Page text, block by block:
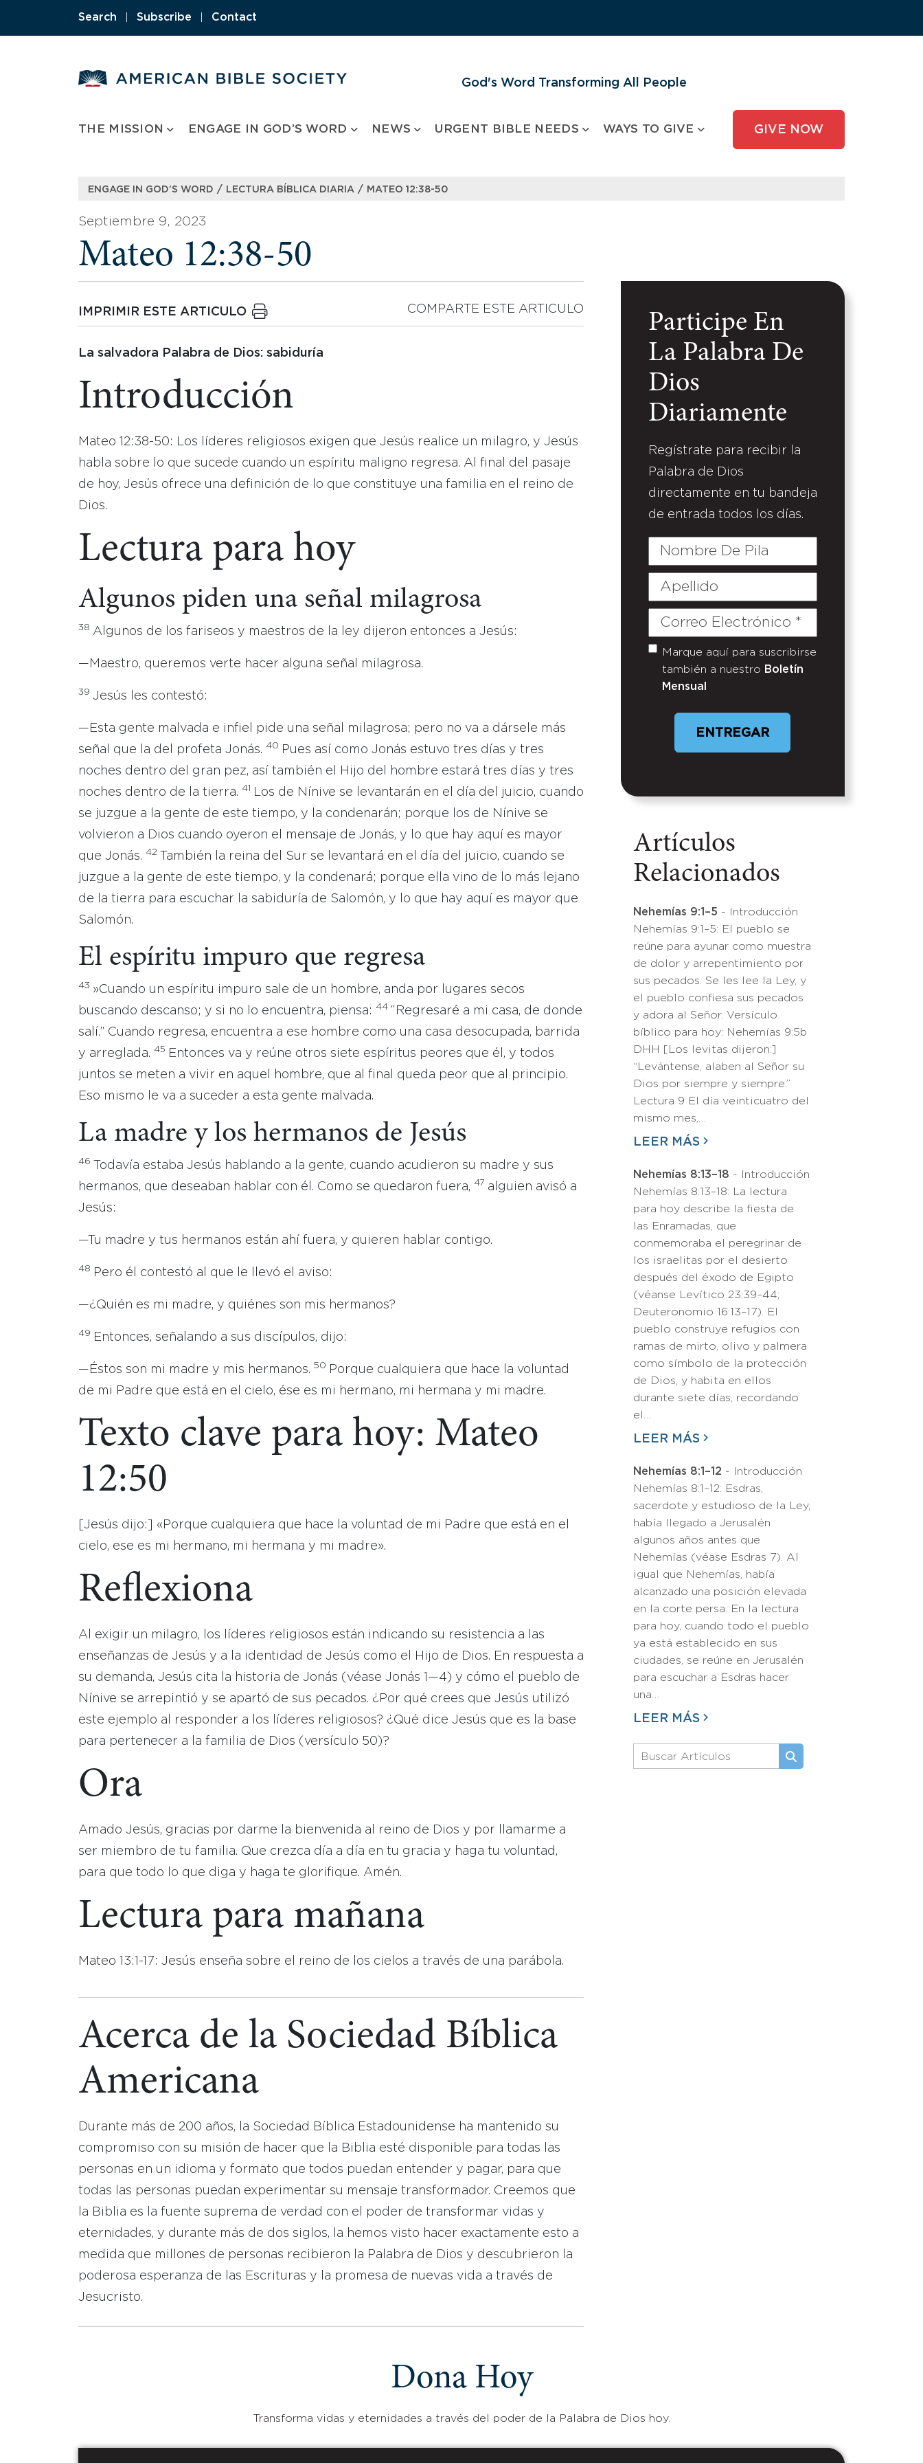
Search Subscribe Contact
God's Word Transforming All People
THE MISSION ENGAGE IN GOD’S WORD NEWS URGENT BIBLE NEEDS WAYS TO GIVE GIVE NOW
ENGAGE IN GOD’S WORD / LECTURA BÍBLICA DIARIA / MATEO 12:38-50
Septiembre 9, 2023
Mateo 12:38-50
IMPRIMIR ESTE ARTICULO COMPARTE ESTE ARTICULO
La salvadora Palabra de Dios: sabiduría
Introducción
Mateo 12:38-50: Los líderes religiosos exigen que Jesús realice un milagro, y Jesús
habla sobre lo que sucede cuando un espíritu maligno regresa. Al final del pasaje
de hoy, Jesús ofrece una definición de lo que constituye una familia en el reino de
Dios.
Lectura para hoy
Algunos piden una señal milagrosa
38 Algunos de los fariseos y maestros de la ley dijeron entonces a Jesús:
—Maestro, queremos verte hacer alguna señal milagrosa.
39 Jesús les contestó:
—Esta gente malvada e infiel pide una señal milagrosa; pero no va a dársele más
señal que la del profeta Jonás. 40
Pues así como Jonás estuvo tres días y tres
noches dentro del gran pez, así también el Hijo del hombre estará tres días y tres
noches dentro de la tierra. 41
Los de Nínive se levantarán en el día del juicio, cuando
se juzgue a la gente de este tiempo, y la condenarán; porque los de Nínive se
volvieron a Dios cuando oyeron el mensaje de Jonás, y lo que hay aquí es mayor
que Jonás. 42
También la reina del Sur se levantará en el día del juicio, cuando se
juzgue a la gente de este tiempo, y la condenará; porque ella vino de lo más lejano
de la tierra para escuchar la sabiduría de Salomón, y lo que hay aquí es mayor que
Salomón.
El espíritu impuro que regresa
43 »Cuando un espíritu impuro sale de un hombre, anda por lugares secos
buscando descanso; y si no lo encuentra, piensa:
44 “Regresaré a mi casa, de donde
salí.” Cuando regresa, encuentra a ese hombre como una casa desocupada, barrida
y arreglada. 45
Entonces va y reúne otros siete espíritus peores que él, y todos
juntos se meten a vivir en aquel hombre, que al final queda peor que al principio.
Eso mismo le va a suceder a esta gente malvada.
La madre y los hermanos de Jesús
46
Todavía estaba Jesús hablando a la gente, cuando acudieron su madre y sus
hermanos, que deseaban hablar con él. Como se quedaron fuera, 47 alguien avisó a
Jesús:
—Tu madre y tus hermanos están ahí fuera, y quieren hablar contigo.
48 Pero él contestó al que le llevó el aviso:
—¿Quién es mi madre, y quiénes son mis hermanos?
49 Entonces, señalando a sus discípulos, dijo:
—Éstos son mi madre y mis hermanos. 50
Porque cualquiera que hace la voluntad
de mi Padre que está en el cielo, ése es mi hermano, mi hermana y mi madre.
Texto clave para hoy: Mateo
12:50
[Jesús dijo:] «Porque cualquiera que hace la voluntad de mi Padre que está en el
cielo, ese es mi hermano, mi hermana y mi madre».
Reflexiona
Al exigir un milagro, los líderes religiosos están indicando su resistencia a las
enseñanzas de Jesús y a la identidad de Jesús como el Hijo de Dios. En respuesta a
su demanda, Jesús cita la historia de Jonás (véase Jonás 1—4) y cómo el pueblo de
Nínive se arrepintió y se apartó de sus pecados. ¿Por qué crees que Jesús utilizó
este ejemplo al responder a los líderes religiosos? ¿Qué dice Jesús que es la base
para pertenecer a la familia de Dios (versículo 50)?
Ora
Amado Jesús, gracias por darme la bienvenida al reino de Dios y por llamarme a
ser miembro de tu familia. Que crezca día a día en tu gracia y haga tu voluntad,
para que todo lo que diga y haga te glorifique. Amén.
Lectura para mañana
Mateo 13:1-17: Jesús enseña sobre el reino de los cielos a través de una parábola.
Acerca de la Sociedad Bíblica
Americana
Durante más de 200 años, la Sociedad Bíblica Estadounidense ha mantenido su
compromiso con su misión de hacer que la Biblia esté disponible para todas las
personas en un idioma y formato que todos puedan entender y pagar, para que
todas las personas puedan experimentar su mensaje transformador. Creemos que
la Biblia es la fuente suprema de verdad con el poder de transformar vidas y
eternidades, y durante más de dos siglos, la hemos visto hacer exactamente esto a
medida que millones de personas recibieron la Palabra de Dios y descubrieron la
poderosa esperanza de las Escrituras y la promesa de nuevas vida a través de
Jesucristo.
Participe En
La Palabra De
Dios
Diariamente
Regístrate para recibir la
Palabra de Dios
directamente en tu bandeja
de entrada todos los días.
Nombre
Pila
Apellido
Correo
Untitled
Marque aquí para suscribirse
también a nuestro Boletín
Mensual
ENTREGAR
Artículos
Relacionados
Nehemías 9:1–5 - Introducción
Nehemías 9:1–5: El pueblo se
reúne para ayunar como muestra
de dolor y arrepentimiento por
sus pecados. Se les lee la Ley, y
el pueblo confiesa sus pecados
y adora al Señor. Versículo
bíblico para hoy: Nehemías 9:5b
DHH [Los levitas dijeron:]
“Levántense, alaben al Señor su
Dios por siempre y siempre.”
Lectura 9 El día veinticuatro del
mismo mes,…
LEER MÁS
Nehemías 8:13–18 - Introducción
Nehemías 8:13–18: La lectura
para hoy describe la fiesta de
las Enramadas, que
conmemoraba el peregrinar de
los israelitas por el desierto
después del éxodo de Egipto
(véanse Levítico 23:39–44;
Deuteronomio 16:13–17). El
pueblo construye refugios con
ramas de mirto, olivo y palmera
como símbolo de la protección
de Dios, y habita en ellos
durante siete días, recordando
el…
LEER MÁS
Nehemías 8:1–12 - Introducción
Nehemías 8:1–12: Esdras,
sacerdote y estudioso de la Ley,
había llegado a Jerusalén
algunos años antes que
Nehemías (véase Esdras 7). Al
igual que Nehemías, había
alcanzado una posición elevada
en la corte persa. En la lectura
para hoy, cuando todo el pueblo
ya está establecido en sus
ciudades, se reúne en Jerusalén
para escuchar a Esdras hacer
una…
LEER MÁS
Dona Hoy
Transforma vidas y eternidades a través del poder de la Palabra de Dios hoy.